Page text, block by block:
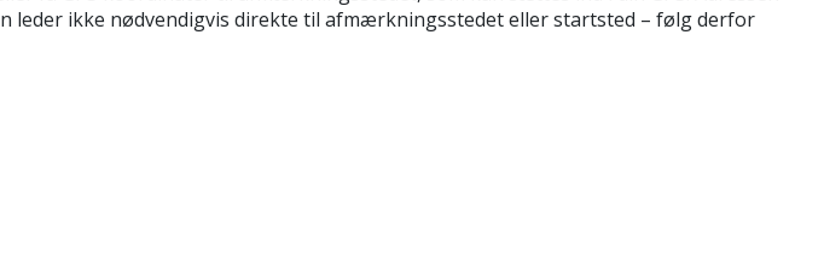
leder ikke nødvendigvis direkte til afmærkningsstedet eller startsted – følg derfor